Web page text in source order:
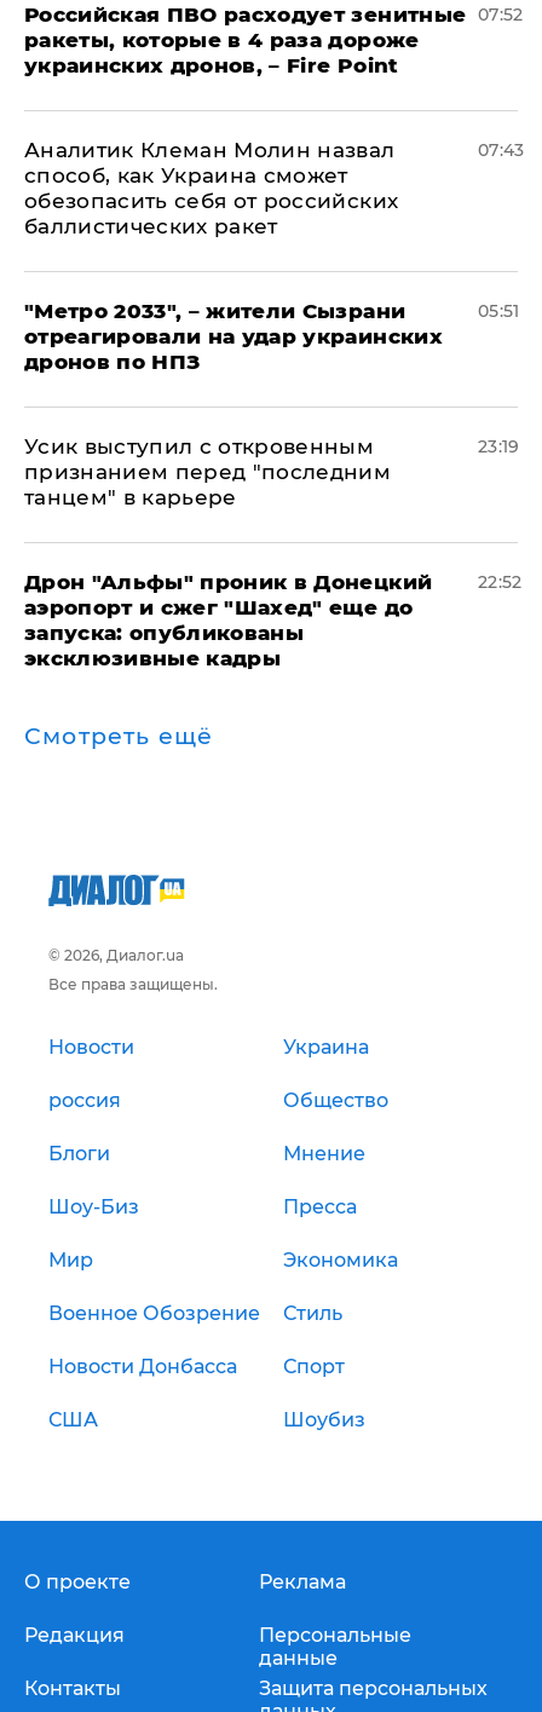
Российская ПВО расходует зенитные
ракеты, которые в 4 раза дороже
украинских дронов, – Fire Point
07:52
Аналитик Клеман Молин назвал
способ, как Украина сможет
обезопасить себя от российских
баллистических ракет
07:43
"Метро 2033", – жители Сызрани
отреагировали на удар украинских
дронов по НПЗ
05:51
Усик выступил с откровенным
признанием перед "последним
танцем" в карьере
23:19
Дрон "Альфы" проник в Донецкий
аэропорт и сжег "Шахед" еще до
запуска: опубликованы
эксклюзивные кадры
22:52
Смотреть ещё
© 2026, Диалог.ua
Все права защищены.
Новости Украина
россия Общество
Блоги Мнение
Шоу-Биз Пресса
Мир Экономика
Военное Обозрение Стиль
Новости Донбасса Спорт
США Шоубиз
О проекте
Редакция
Контакты
Реклама
Персональные
данные
Защита персональных